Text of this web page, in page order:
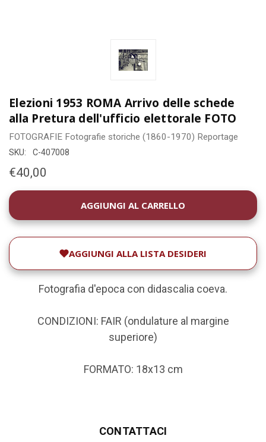
Elezioni 1953 ROMA Arrivo delle schede
alla Pretura dell'ufficio elettorale FOTO
FOTOGRAFIE Fotografie storiche (1860-1970) Reportage
SKU: C-407008
€40,00
DISPONIBILITÀ
ATTUALE:
AGGIUNGI ALLA LISTA DESIDERI
Fotografia d'epoca con didascalia coeva.
CONDIZIONI: FAIR (ondulature al margine
superiore)
FORMATO: 18x13 cm
CONTATTACI